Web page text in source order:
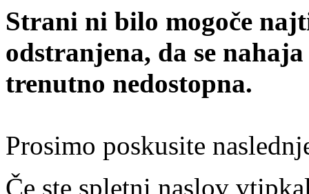
Strani ni bilo mogoče
odstranjena, da se
trenutno nedostopna.
Prosimo poskusite
Če ste spletni naslov